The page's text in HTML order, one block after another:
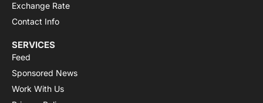
Exchange Rate
Contact Info
SERVICES
Feed
Sponsored News
Work With Us